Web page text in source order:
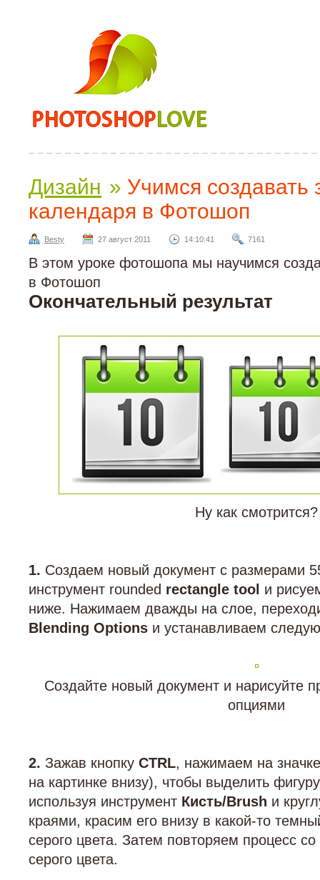
Дизайн » Учимся создавать
календаря в Фотошоп
Besty 27 август 2011 14:10:41 7161
В этом уроке фотошопа мы научимся
в Фотошоп
Окончательный результат
Ну как смотрится?
1. Создаем новый документ с размерами
инструмент rounded rectangle tool и
ниже. Нажимаем дважды на слое,
Blending Options и устанавливаем
Создайте новый документ и нарисуйте
опциями
2. Зажав кнопку CTRL, нажимаем на
на картинке внизу), чтобы выделить
используя инструмент Кисть/Brush и
краями, красим его внизу в какой-то
серого цвета. Затем повторяем процесс
серого цвета.